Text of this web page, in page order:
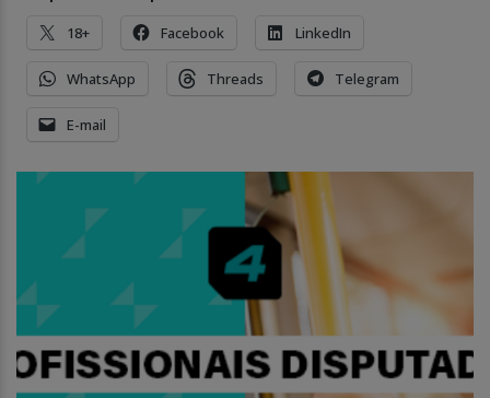
18+ Facebook LinkedIn
WhatsApp Threads Telegram
E-mail